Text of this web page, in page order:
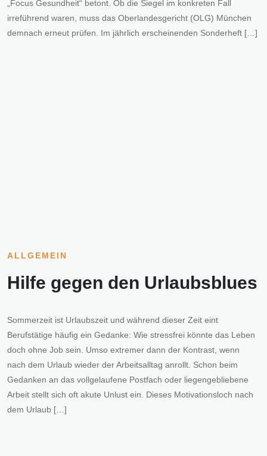
„Focus Gesundheit“ betont. Ob die Siegel im konkreten Fall
irreführend waren, muss das Oberlandesgericht (OLG) München
demnach erneut prüfen. Im jährlich erscheinenden Sonderheft […]
ALLGEMEIN
Hilfe gegen den Urlaubsblues
Sommerzeit ist Urlaubszeit und während dieser Zeit eint
Berufstätige häufig ein Gedanke: Wie stressfrei könnte das Leben
doch ohne Job sein. Umso extremer dann der Kontrast, wenn
nach dem Urlaub wieder der Arbeitsalltag anrollt. Schon beim
Gedanken an das vollgelaufene Postfach oder liegengebliebene
Arbeit stellt sich oft akute Unlust ein. Dieses Motivationsloch nach
dem Urlaub […]